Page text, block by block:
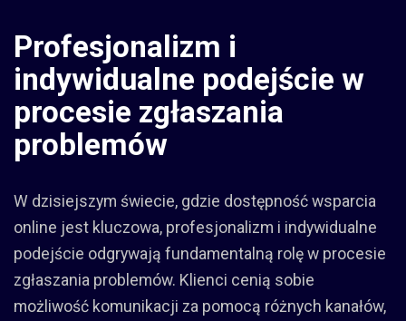
Profesjonalizm i
indywidualne podejście w
procesie zgłaszania
problemów
W dzisiejszym świecie, gdzie dostępność wsparcia
online jest kluczowa, profesjonalizm i indywidualne
podejście odgrywają fundamentalną rolę w procesie
zgłaszania problemów. Klienci cenią sobie
możliwość komunikacji za pomocą różnych kanałów,